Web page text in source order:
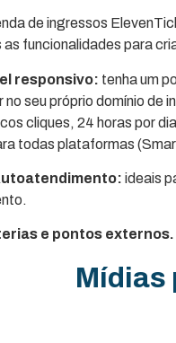
de ingressos
funcionalidades para
responsivo: tenha um
no seu próprio domínio de
cliques, 24 horas por
todas plataformas
ideais
e pontos externos.
Mídias